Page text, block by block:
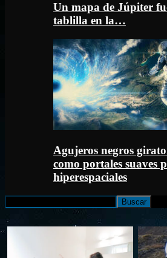
Un mapa de Júpiter
tablilla en la…
Agujeros negros
como portales suaves
hiperespaciales